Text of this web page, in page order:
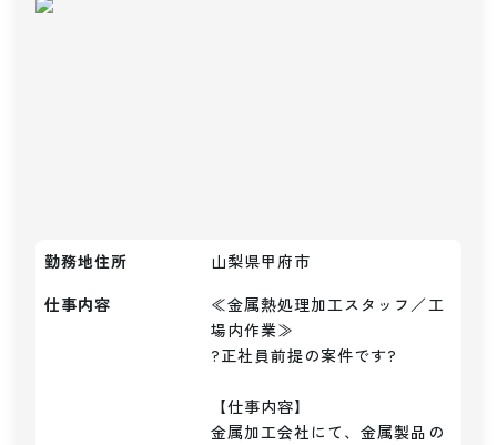
勤務地住所
山梨県甲府市
仕事内容
≪金属熱処理加工スタッフ／工
場内作業≫
?正社員前提の案件です?
【仕事内容】
金属加工会社にて、金属製品の